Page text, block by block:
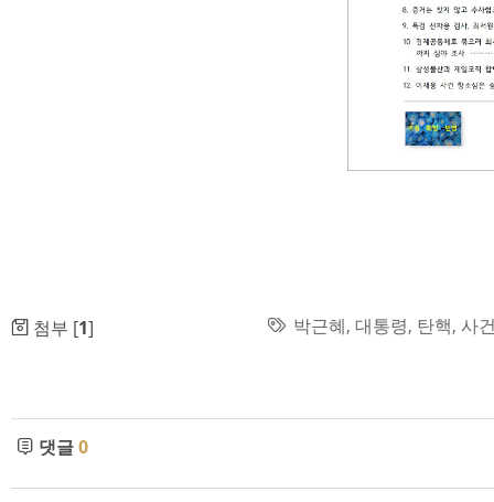
첨부 [1] 박근혜, 대통령, 탄핵, 사
댓글0